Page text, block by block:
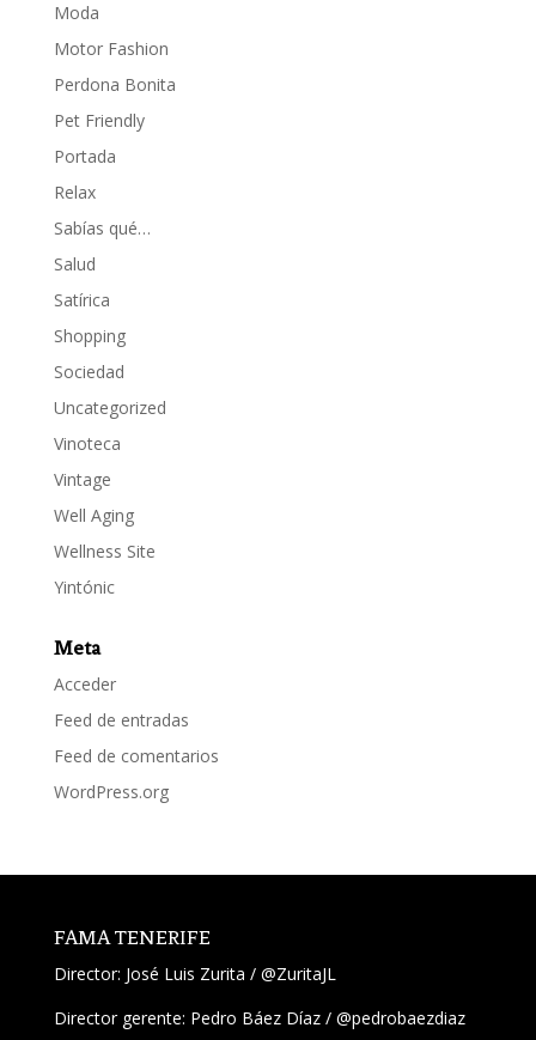
Moda
Motor Fashion
Perdona Bonita
Pet Friendly
Portada
Relax
Sabías qué…
Salud
Satírica
Shopping
Sociedad
Uncategorized
Vinoteca
Vintage
Well Aging
Wellness Site
Yintónic
Meta
Acceder
Feed de entradas
Feed de comentarios
WordPress.org
FAMA TENERIFE
Director: José Luis Zurita / @ZuritaJL
Director gerente: Pedro Báez Díaz / @pedrobaezdiaz